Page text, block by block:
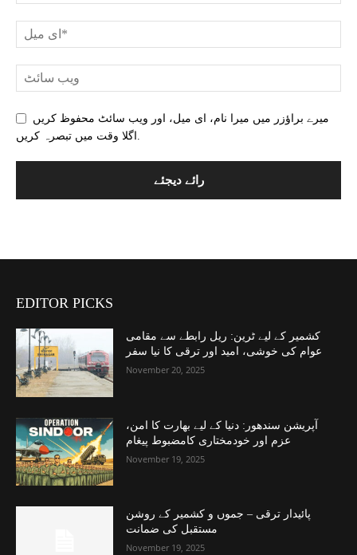
میرے براؤزر میں میرا نام، ای میل، اور ویب سائٹ محفوظ کریں
EDITOR PICKS
کشمیر کے لیے ٹرین: ریل رابطے سے مقامی
عوام کی خوشی، امید اور ترقی کا نیا سفر
November 20, 2025
آپریشن سندھور: دنیا کے لیے بھارت کا امن،
عزم اور خودمختاری کامضبوط پیغام
November 19, 2025
پائیدار ترقی – جموں و کشمیر کے روشن
مستقبل کی ضمانت
November 19, 2025